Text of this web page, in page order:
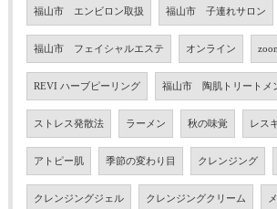
福山市 エンビロン取扱 福山市 子連れサロン
福山市 フェイシャルエステ オンライン
REVI ハーブピーリング 福山市 陶肌トリートメ
ストレス発散法 ラーメン 秋の味覚 レス
アトピー肌 季節の変わり目 クレンジング
クレンジングジェル クレンジングクリーム